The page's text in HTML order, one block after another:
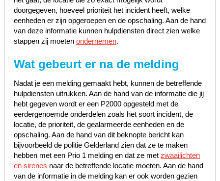
doorgegeven, hoeveel prioriteit het incident heeft, welke
eenheden er zijn opgeroepen en de opschaling. Aan de hand
van deze informatie kunnen hulpdiensten direct zien welke
stappen zij moeten ondernemen.
Wat gebeurt er na de melding
Nadat je een melding gemaakt hebt, kunnen de betreffende
hulpdiensten uitrukken. Aan de hand van de informatie die jij
hebt gegeven wordt er een P2000 opgesteld met de
eerdergenoemde onderdelen zoals het soort incident, de
locatie, de prioriteit, de gealarmeerde eenheden en de
opschaling. Aan de hand van dit beknopte bericht kan
bijvoorbeeld de politie Gelderland zien dat ze te maken
hebben met een Prio 1 melding en dat ze met zwaailichten
en sirenes naar de betreffende locatie moeten. Aan de hand
van de informatie in de melding kan er ook worden gezien